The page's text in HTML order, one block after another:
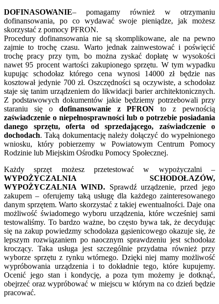
DOFINASOWANIE– pomagamy również w otrzymaniu
dofinansowania, po co wydawać swoje pieniądze, jak możesz
skorzystać z pomocy PFRON.
Procedury dofinansowania nie są skomplikowane, ale na pewno
zajmie to trochę czasu. Warto jednak zainwestować i poświęcić
trochę pracy przy tym, bo można zyskać dopłatę w wysokości
nawet 95 procent wartości zakupionego sprzętu. W tym wypadku
kupując schodołaz którego cena wynosi 14000 zł będzie nas
kosztował jedynie 700 zł. Oszczędności są oczywiste, a schodołaz
staje się tanim urządzeniem do likwidacji barier architektonicznych.
Z podstawowych dokumentów jakie będziemy potrzebowali przy
staraniu się o dofinansowanie z PFRON to z pewnością
zaświadczenie o niepełnosprawności lub o potrzebie posiadania
danego sprzętu, oferta od sprzedającego, zaświadczenie o
dochodach. Taką dokumentację należy dołączyć do wypełnionego
wniosku, który pobierzemy w Powiatowym Centrum Pomocy
Rodzinie lub Miejskim Ośrodku Pomocy Społecznej.
Każdy sprzęt możesz przetestować w wypożyczalni –
WYPOŻYCZALNIA SCHODOŁAZÓW,
WYPOŻYCZALNIA WIND.Sprawdź urządzenie, przed jego
zakupem – oferujemy taką usługę dla każdego zainteresowanego
danym sprzętem. Warto skorzystać z takiej ewentualności. Daje ona
możliwość świadomego wyboru urządzenia, które wcześniej sami
testowaliśmy. To bardzo ważne, bo często bywa tak, że decydując
się na zakup powiedzmy schodołaza gąsienicowego okazuje się, że
lepszym rozwiązaniem po naocznym sprawdzeniu jest schodołaz
kroczący. Taka usługa jest szczególnie przydatna również przy
wyborze sprzętu z rynku wtórnego. Dzięki niej mamy możliwość
wypróbowania urządzenia i to dokładnie tego, które kupujemy.
Ocenić jego stan i kondycję, a poza tym możemy je dotknąć,
obejrzeć oraz wypróbować w miejscu w którym na co dzień będzie
pracować.